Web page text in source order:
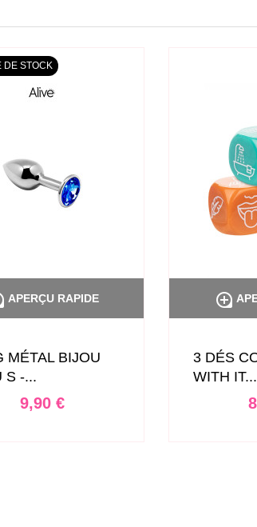
APERÇU RAPIDE
MÉTAL BIJOU
S -...
Prix
9,90 €
DE STOCK

3 DÉS
WITH IT...